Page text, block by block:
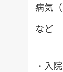
病気
など
・入